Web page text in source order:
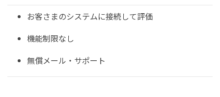
お客さまのシステムに接続して評価
機能制限なし
無償メール・サポート